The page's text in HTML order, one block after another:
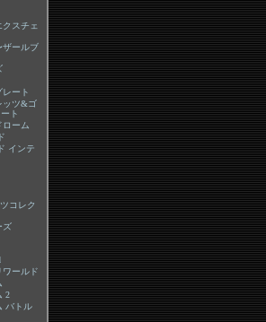
スチェ
ザールブ
レート
ッツ&ゴ
ト
ローム
インテ
コレク
ズ
ワールド
2
バトル